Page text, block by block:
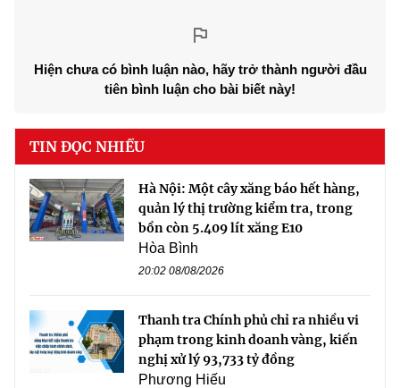
Hiện chưa có bình luận nào, hãy trở thành người đầu
tiên bình luận cho bài biết này!
TIN ĐỌC NHIỀU
Hà Nội: Một cây xăng báo hết hàng,
quản lý thị trường kiểm tra, trong
bồn còn 5.409 lít xăng E10
Hòa Bình
20:02 08/08/2026
Thanh tra Chính phủ chỉ ra nhiều vi
phạm trong kinh doanh vàng, kiến
nghị xử lý 93,733 tỷ đồng
Phương Hiếu